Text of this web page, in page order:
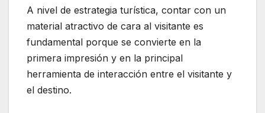
A nivel de estrategia turística, contar con un
material atractivo de cara al visitante es
fundamental porque se convierte en la
primera impresión y en la principal
herramienta de interacción entre el visitante y
el destino.